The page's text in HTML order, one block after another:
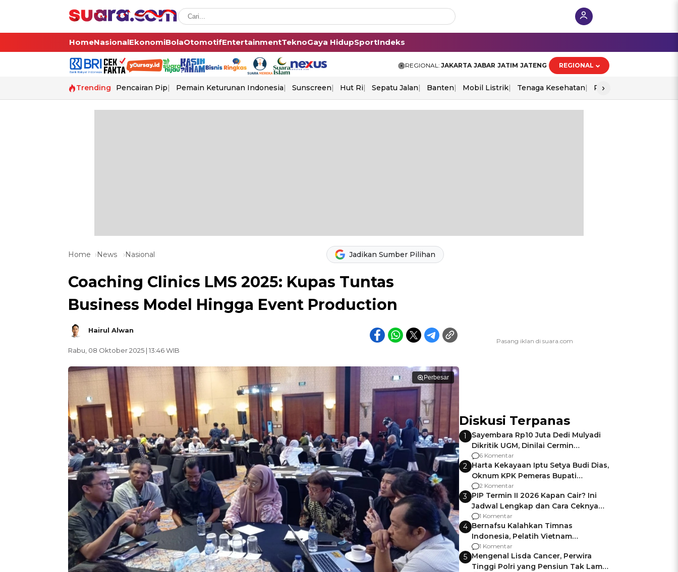
HomeNasionalEkonomiBolaOtomotifEntertainmentTeknoGaya HidupSportIndeks
REGIONAL: JAKARTA JABAR JATIM JATENG REGIONAL
Trending Pencairan Pip Pemain Keturunan Indonesia Sunscreen Hut Ri Sepatu Jalan Banten Mobil Listrik Tenaga Kesehatan Perang As-Iran
›
Home News Nasional Jadikan Sumber Pilihan
Coaching Clinics LMS 2025: Kupas Tuntas
Business Model Hingga Event Production
Hairul Alwan
Rabu, 08 Oktober 2025 | 13:46 WIB
Perbesar
Diskusi Terpanas
1
Sayembara Rp10 Juta Dedi Mulyadi
Dikritik UGM, Dinilai Cermin
Gagalnya Negara Jamin Keamanan
6 Komentar
2 Harta Kekayaan Iptu Setya Budi Dias,
Oknum KPK Pemeras Bupati
Pemalang
2 Komentar
3 PIP Termin II 2026 Kapan Cair? Ini
Jadwal Lengkap dan Cara Ceknya
agar Dana Tidak Hangus!
1 Komentar
4 Bernafsu Kalahkan Timnas
Indonesia, Pelatih Vietnam
Berencana Pakai Jimat di Pakansari
1 Komentar
5 Mengenal Lisda Cancer, Perwira
Tinggi Polri yang Pensiun Tak Lama